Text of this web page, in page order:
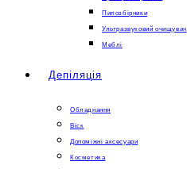
Пилозбірники
Ультразвуковий очищувач
Меблі
Депіляція
Обладнання
Віск
Допоміжні аксесуари
Косметика